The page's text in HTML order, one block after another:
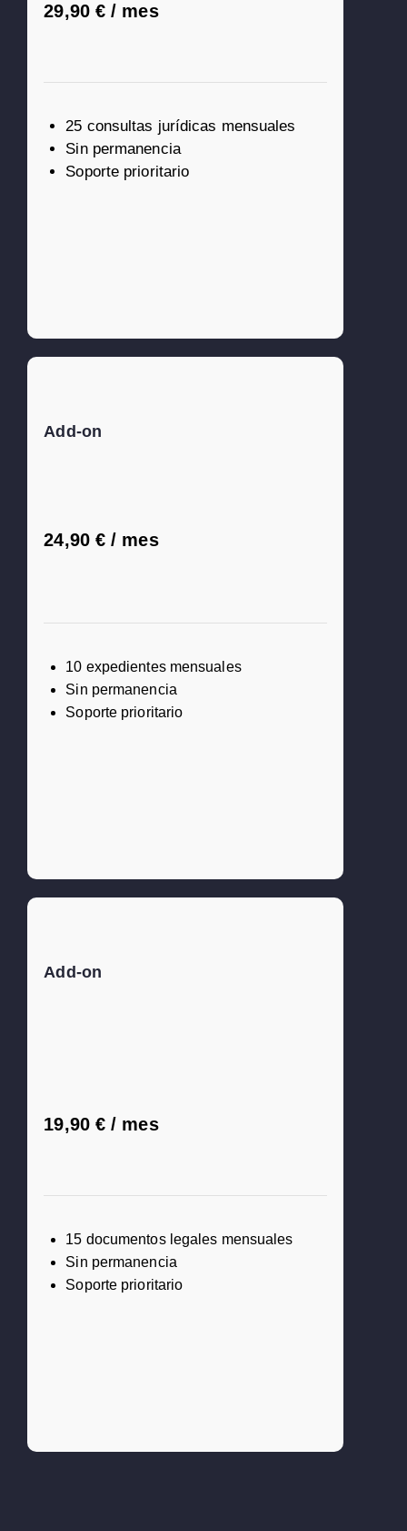
29,90 € / mes
25 consultas jurídicas mensuales
Sin permanencia
Soporte prioritario
Add-on
24,90 € / mes
10 expedientes mensuales
Sin permanencia
Soporte prioritario
Add-on
19,90 € / mes
15 documentos legales mensuales
Sin permanencia
Soporte prioritario